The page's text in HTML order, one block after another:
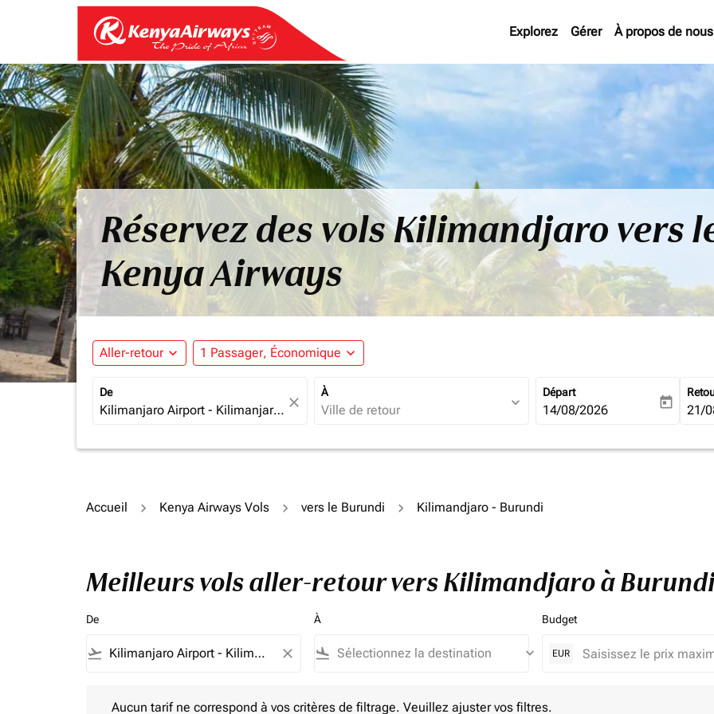
Explorez Gérer À propos de nous
Réservez des vols Kilimandjaro vers
Kenya Airways
Aller-retour expand_more 1 Passager, Économique expand_more
De
close
À
expand_more
Départ
fc-booking-departure-date-
14/08/2026 today fc-
21/
Accueil Kenya Airways Vols vers le Burundi Kilimandjaro - Burundi
Meilleurs vols aller-retour vers Kilimandjaro à
De
flight_takeoff close
À
flight_land keyboard_arrow_down
Budget
EUR
Aucun tarif ne correspond à vos critères de filtrage. Veuillez ajuster vos filtres.